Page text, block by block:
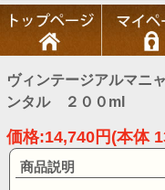
ヴィンテージアルマ
ンタル ２００ml
価格:14,740円(本体
商品説明